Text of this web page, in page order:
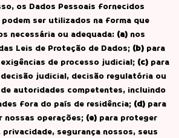
os Dados Pessoais fornecidos
podem ser utilizados na forma que
necessária ou adequada: (a) nos
Leis de Proteção de Dados; (b) para
de processo judicial; (c) para
judicial, decisão regulatória ou
autoridades competentes, incluindo
fora do país de residência; (d) para
nossas operações; (e) para proteger
segurança nossos, seus